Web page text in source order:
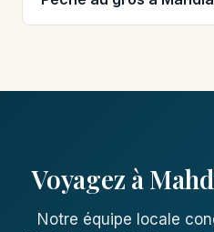
Voyagez à
Notre équipe locale